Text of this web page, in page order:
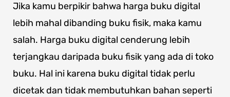
Jika kamu berpikir bahwa harga buku digital
lebih mahal dibanding buku fisik, maka kamu
salah. Harga buku digital cenderung lebih
terjangkau daripada buku fisik yang ada di toko
buku. Hal ini karena buku digital tidak perlu
dicetak dan tidak membutuhkan bahan seperti